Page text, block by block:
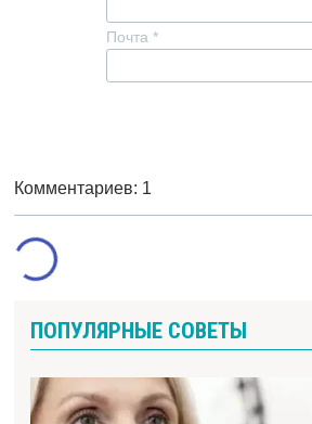
Почта *
Комментариев: 1
ПОПУЛЯРНЫЕ СОВЕТЫ